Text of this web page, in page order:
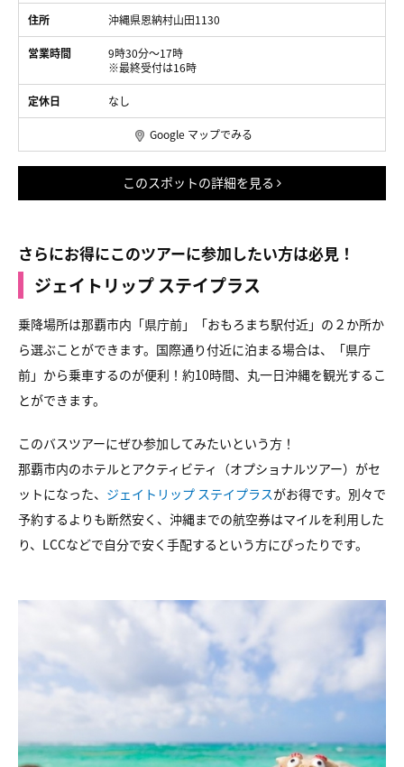
住所 沖縄県恩納村山田1130
営業時間
9時30分～17時
※最終受付は16時
定休日 なし
Google マップでみる
このスポットの詳細を見る
さらにお得にこのツアーに参加したい方は必見！
ジェイトリップ ステイプラス
乗降場所は那覇市内「県庁前」「おもろまち駅付近」の２か所か
ら選ぶことができます。国際通り付近に泊まる場合は、「県庁
前」から乗車するのが便利！約10時間、丸一日沖縄を観光するこ
とができます。
このバスツアーにぜひ参加してみたいという方！
那覇市内のホテルとアクティビティ（オプショナルツアー）がセ
ットになった、 ジェイトリップ ステイプラスがお得です。別々で
予約するよりも断然安く、沖縄までの航空券はマイルを利用した
り、LCCなどで自分で安く手配するという方にぴったりです。